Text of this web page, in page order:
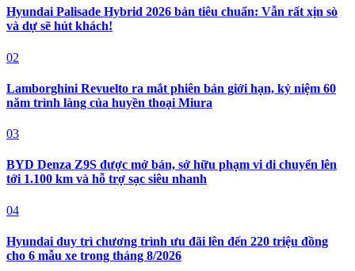
Hyundai Palisade Hybrid 2026 bản tiêu chuẩn: Vẫn rất xịn sò
và dự sẽ hút khách!
02
Lamborghini Revuelto ra mắt phiên bản giới hạn, kỷ niệm 60
năm trình làng của huyền thoại Miura
03
BYD Denza Z9S được mở bán, sở hữu phạm vi di chuyển lên
tới 1.100 km và hỗ trợ sạc siêu nhanh
04
Hyundai duy trì chương trình ưu đãi lên đến 220 triệu đồng
cho 6 mẫu xe trong tháng 8/2026